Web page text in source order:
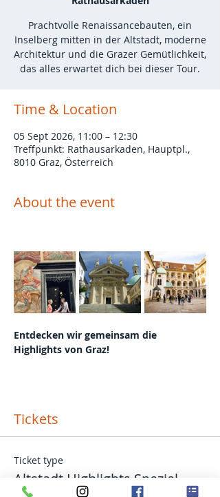
Prachtvolle Renaissancebauten, ein
Inselberg mitten in der Altstadt, moderne
Architektur und die Grazer Gemütlichkeit,
das alles erwartet dich bei dieser Tour.
Time & Location
05 Sept 2026, 11:00 – 12:30
Treffpunkt: Rathausarkaden, Hauptpl.,
8010 Graz, Österreich
About the event
Entdecken wir gemeinsam die
Highlights von Graz!
Tickets
Ticket type
Altstadt Highlights Spezial